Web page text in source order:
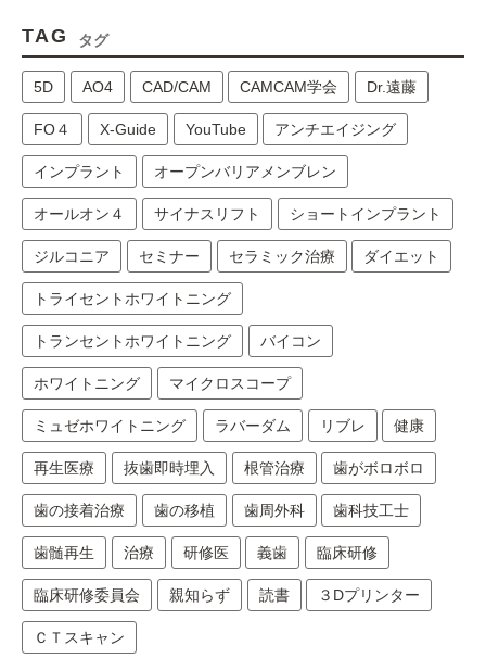
TAG タグ
5D AO4 CAD/CAM CAMCAM学会 Dr.遠藤
FO４ X-Guide YouTube アンチエイジング
インプラント オープンバリアメンブレン
オールオン４ サイナスリフト ショートインプラント
ジルコニア セミナー セラミック治療 ダイエット
トライセントホワイトニング
トランセントホワイトニング バイコン
ホワイトニング マイクロスコープ
ミュゼホワイトニング ラバーダム リブレ 健康
再生医療 抜歯即時埋入 根管治療 歯がボロボロ
歯の接着治療 歯の移植 歯周外科 歯科技工士
歯髄再生 治療 研修医 義歯 臨床研修
臨床研修委員会 親知らず 読書 ３Dプリンター
ＣＴスキャン